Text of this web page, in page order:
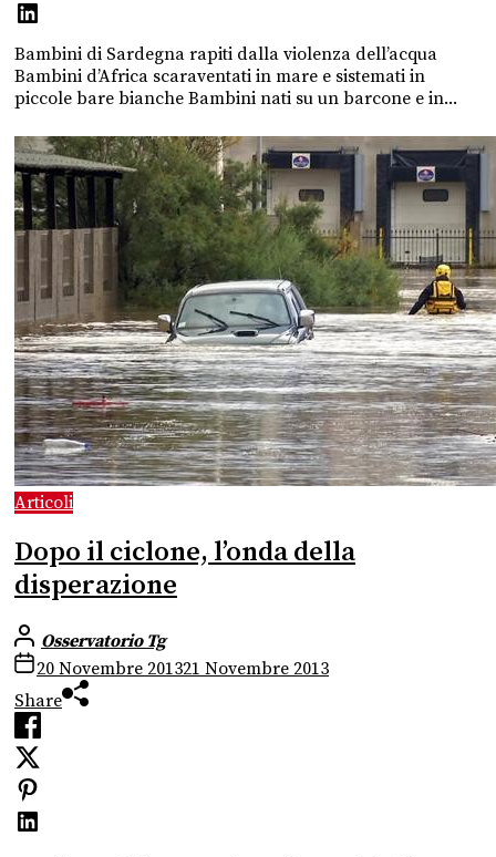
Bambini di Sardegna rapiti dalla violenza dell’acqua
Bambini d’Africa scaraventati in mare e sistemati in
piccole bare bianche Bambini nati su un barcone e in...
Articoli
Dopo il ciclone, l’onda della
disperazione
Osservatorio Tg
20 Novembre 201321 Novembre 2013
Share